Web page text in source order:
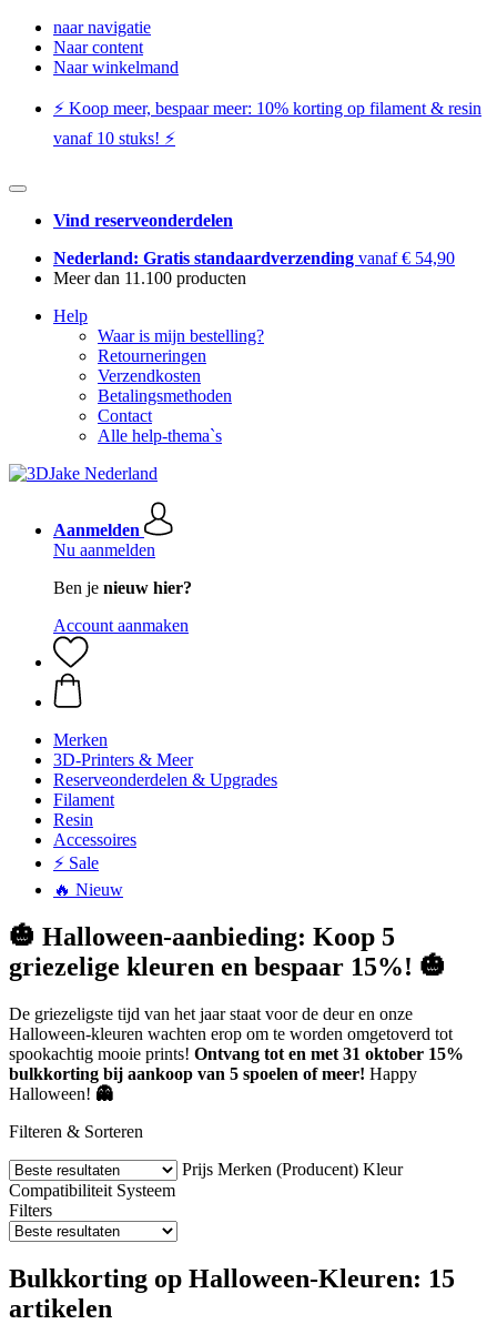
naar navigatie
Naar content
Naar winkelmand
⚡️ Koop meer, bespaar meer: ​​10% korting op filament & resin
vanaf 10 stuks! ⚡️
Vind reserveonderdelen
Nederland: Gratis standaardverzending vanaf € 54,90
Meer dan 11.100 producten
Help
Waar is mijn bestelling?
Retourneringen
Verzendkosten
Betalingsmethoden
Contact
Alle help-thema`s
Aanmelden
Nu aanmelden
Ben je nieuw hier?
Account aanmaken
Merken
3D-Printers & Meer
Reserveonderdelen & Upgrades
Filament
Resin
Accessoires
⚡ Sale
🔥 Nieuw
🎃 Halloween-aanbieding: Koop 5
griezelige kleuren en bespaar 15%! 🎃
De griezeligste tijd van het jaar staat voor de deur en onze
Halloween-kleuren wachten erop om te worden omgetoverd tot
spookachtig mooie prints! Ontvang tot en met 31 oktober 15%
bulkkorting bij aankoop van 5 spoelen of meer! Happy
Halloween! 👻
Filteren & Sorteren
Prijs Merken (Producent) Kleur
Compatibiliteit Systeem
Filters
Bulkkorting op Halloween-Kleuren: 15
artikelen